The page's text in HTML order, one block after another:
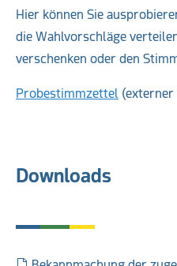
Hier können Sie
die Wahlvorschläge
verschenken oder den
Probestimmzettel (externer
Downloads